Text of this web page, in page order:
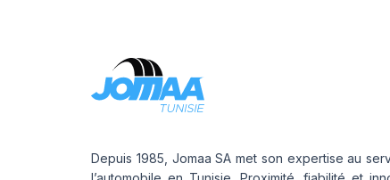
Depuis 1985, Jomaa SA met son expertise au